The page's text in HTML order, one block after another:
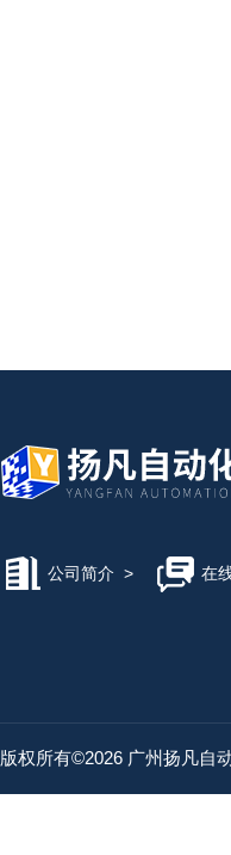
公司简介 > 在
版权所有©2026 广州扬凡自